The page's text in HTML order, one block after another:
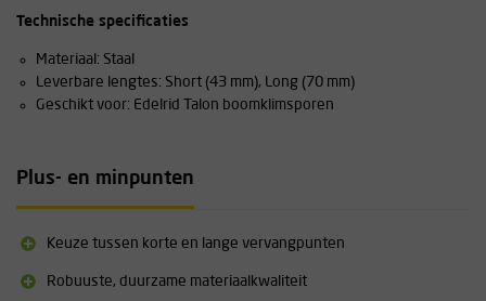
Technische specificaties
Materiaal: Staal
Leverbare lengtes: Short (43 mm), Long (70 mm)
Geschikt voor: Edelrid Talon boomklimsporen
Plus- en minpunten
Keuze tussen korte en lange vervangpunten
Robuuste, duurzame materiaalkwaliteit